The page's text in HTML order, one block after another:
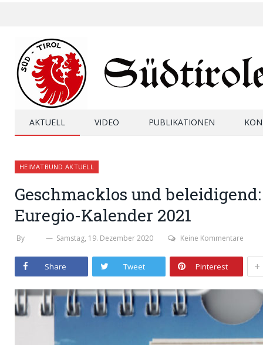
AKTUELL VIDEO PUBLIKATIONEN
HEIMATBUND AKTUELL
Geschmacklos und
Euregio-Kalender 2021
By Samstag, 19. Dezember 2020 Keine Kommentare
Share Tweet Pinterest +